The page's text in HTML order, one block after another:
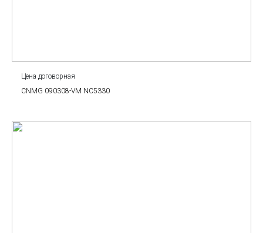
Цена договорная
CNMG 090308-VM NC5330